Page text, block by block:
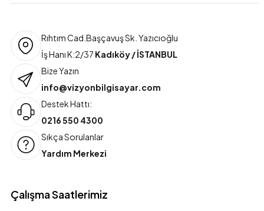
Rıhtım Cad.Başçavuş Sk. Yazıcıoğlu
İş Hanı K:2/37 Kadıköy / İSTANBUL
Bize Yazın
info@vizyonbilgisayar.com
Destek Hattı:
0216 550 4300
Sıkça Sorulanlar
Yardım Merkezi
Çalışma Saatlerimiz